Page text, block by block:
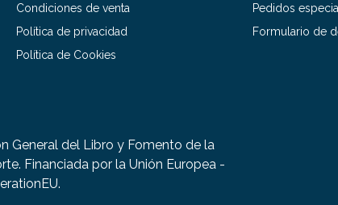
Condiciones de venta
Política de privacidad
Política de Cookies
Pedidos
Formulario de
General del Libro y Fomento de la
Financiada por la Unión Europea -